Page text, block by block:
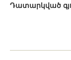
Դատարկված